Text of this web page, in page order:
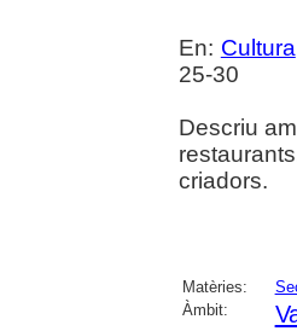
En: Cultura
25-30
Descriu
criadors.
Matèries:
Àmbit: